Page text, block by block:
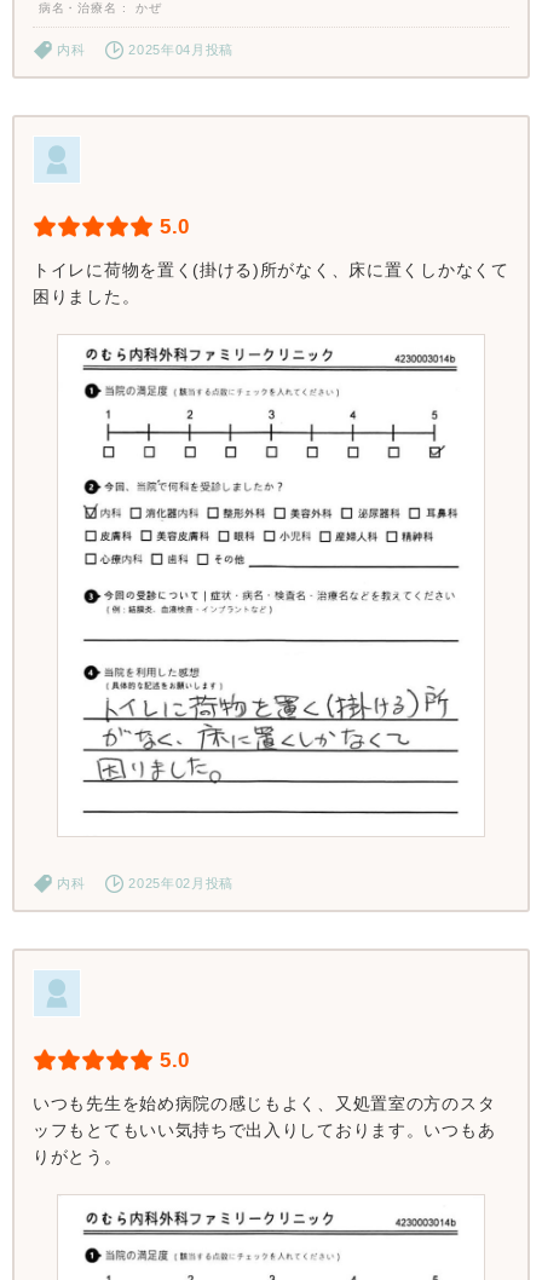
病名・治療名 かぜ
内科 2025年04月投稿
5.0
トイレに荷物を置く(掛ける)所がなく、床に置くしかなくて
困りました。
内科 2025年02月投稿
5.0
いつも先生を始め病院の感じもよく、又処置室の方のスタ
ッフもとてもいい気持ちで出入りしております。いつもあ
りがとう。